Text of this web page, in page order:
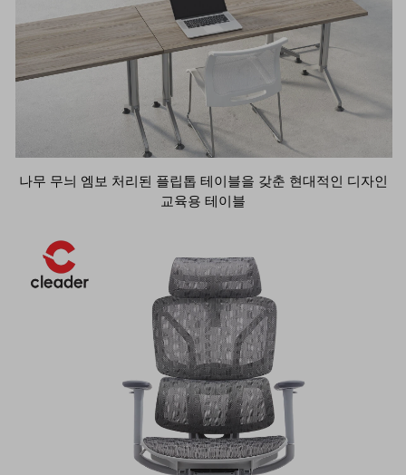
나무 무늬 엠보 처리된 플립톱 테이블을 갖춘 현대적인 디자인
교육용 테이블